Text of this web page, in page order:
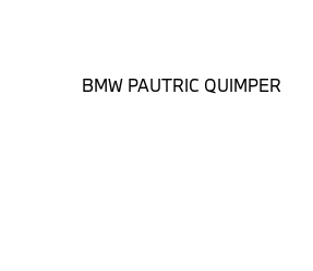
BMW PAUTRIC QUIMPER